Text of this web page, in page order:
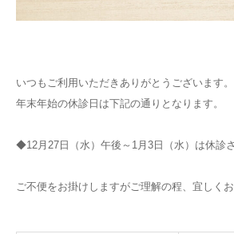
いつもご利用いただきありがとうございます。
年末年始の休診日は下記の通りとなります。
◆12月27日（水）午後～1月3日（水）は休診
ご不便をお掛けしますがご理解の程、宜しくお